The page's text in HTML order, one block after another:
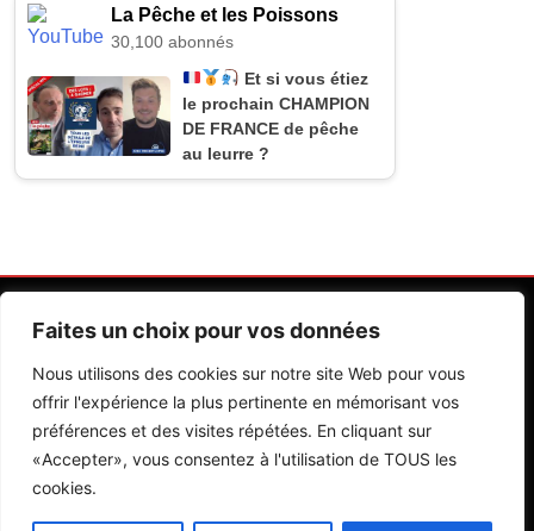
Faites un choix pour vos données
Nous utilisons des cookies sur notre site Web pour vous
offrir l'expérience la plus pertinente en mémorisant vos
préférences et des visites répétées. En cliquant sur
«Accepter», vous consentez à l'utilisation de TOUS les
cookies.
La Pêche et les Poissons
30,100 abonnés
Et si vous étiez
le prochain CHAMPION
DE FRANCE de pêche
au leurre ?
Contactez Nos Rédactions Mentions Légales